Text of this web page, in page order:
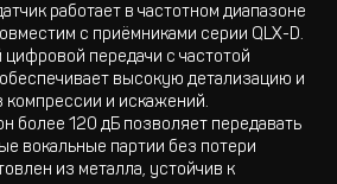
работает в частотном диапазоне
с приёмниками серии QLX-D.
цифровой передачи с частотой
высокую детализацию и
компрессии и искажений.
более 120 дБ позволяет передавать
вокальные партии без потери
из металла, устойчив к